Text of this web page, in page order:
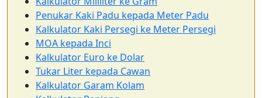
Penukar Kaki Padu kepada Meter Padu
Kalkulator Kaki Persegi ke Meter Persegi
MOA kepada Inci
Kalkulator Euro ke Dolar
Tukar Liter kepada Cawan
Kalkulator Garam Kolam